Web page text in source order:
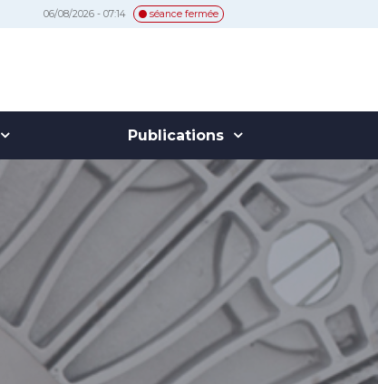
06/08/2026 - 07:14 séance fermée
Publications